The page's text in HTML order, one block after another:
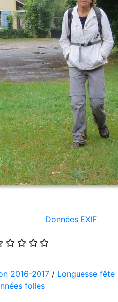
Données EXIF
2016-2017/ Longuesse fête
folles